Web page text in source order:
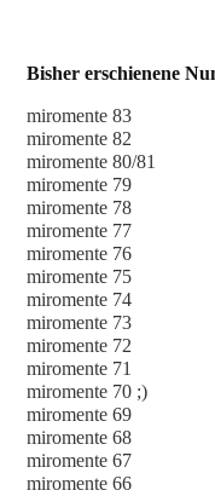
Bisher erschienene
miromente 83
miromente 82
miromente 80/81
miromente 79
miromente 78
miromente 77
miromente 76
miromente 75
miromente 74
miromente 73
miromente 72
miromente 71
miromente 70 ;)
miromente 69
miromente 68
miromente 67
miromente 66